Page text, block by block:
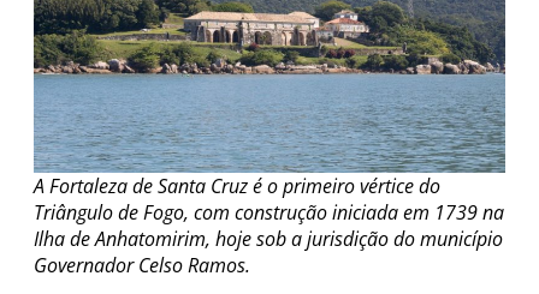
A Fortaleza de Santa Cruz é o primeiro vértice do
Triângulo de Fogo, com construção iniciada em 1739 na
Ilha de Anhatomirim, hoje sob a jurisdição do município
Governador Celso Ramos.